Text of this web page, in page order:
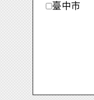
臺中市